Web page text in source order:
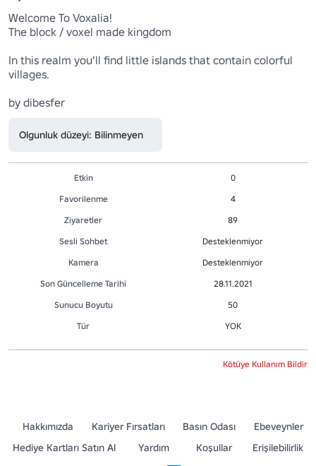
Welcome To Voxalia!
The block / voxel made kingdom
In this realm you'll find little islands that contain colorful
villages.
by dibesfer
Olgunluk düzeyi: Bilinmeyen
Etkin
0
Favorilenme
4
Ziyaretler
89
Sesli Sohbet
Desteklenmiyor
Kamera
Desteklenmiyor
Son Güncelleme Tarihi
28.11.2021
Sunucu Boyutu
50
Tür
YOK
Kötüye Kullanım Bildir
Hakkımızda Kariyer Fırsatları Basın Odası
Ebeveynler
Hediye Kartları Satın Al
Yardım Koşullar
Erişilebilirlik